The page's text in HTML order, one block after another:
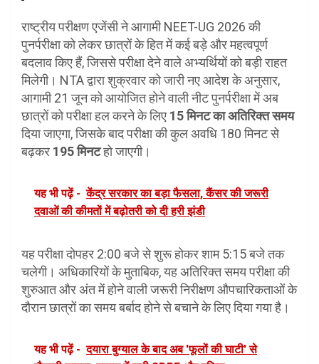
राष्ट्रीय परीक्षण एजेंसी ने आगामी NEET-UG 2026 की
पुनर्परीक्षा को लेकर छात्रों के हित में कई बड़े और महत्वपूर्ण
बदलाव किए हैं, जिससे परीक्षा देने वाले अभ्यर्थियों को बड़ी राहत
मिलेगी। NTA द्वारा शुक्रवार को जारी नए आदेश के अनुसार,
आगामी 21 जून को आयोजित होने वाली नीट पुनर्परीक्षा में अब
छात्रों को परीक्षा हल करने के लिए 15 मिनट का अतिरिक्त समय
दिया जाएगा, जिसके बाद परीक्षा की कुल अवधि 180 मिनट से
बढ़कर 195 मिनटहो जाएगी।
यह भी पढ़ें - केंद्र सरकार का बड़ा फैसला, कैंसर की जरूरी
दवाओं की कीमतों में बढ़ोतरी को दी हरी झंडी
यह परीक्षा दोपहर 2:00 बजे से शुरू होकर शाम 5:15 बजे तक
चलेगी। अधिकारियों के मुताबिक, यह अतिरिक्त समय परीक्षा की
शुरुआत और अंत में होने वाली जरूरी निरीक्षण औपचारिकताओं के
दौरान छात्रों का समय बर्बाद होने से बचाने के लिए दिया गया है।
यह भी पढ़ें - दयारा बुग्याल के बाद अब 'फूलों की घाटी' से